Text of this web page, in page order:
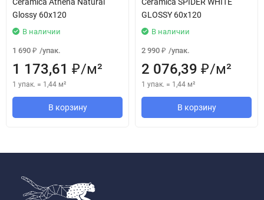
Glossy 60х120
В наличии
1 690 ₽ /упак.
1 173,61 ₽/м²
1 упак. = 1,44 м²
В корзину
GLOSSY 60x120
В наличии
2 990 ₽ /упак.
2 076,39 ₽/м²
1 упак. = 1,44 м²
В корзину